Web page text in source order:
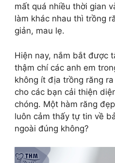
mất quá nhiều thời gian
làm khác nhau thì trồng
giản, mau lẹ.
Hiện nay, nắm bắt được
thậm chí các anh em
không ít địa trồng răng
cho các bạn cải thiện
chóng. Một hàm răng
luôn cảm thấy tự tin về
ngoài đúng không?